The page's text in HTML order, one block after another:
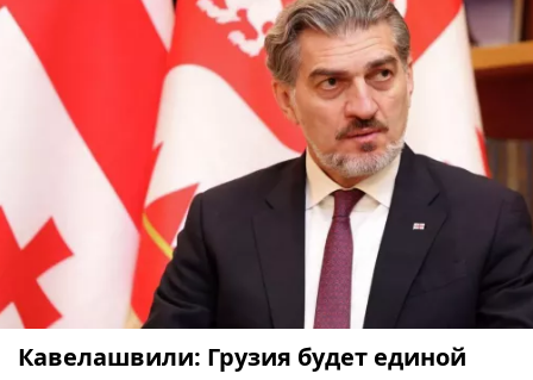
Кавелашвили: Грузия будет единой